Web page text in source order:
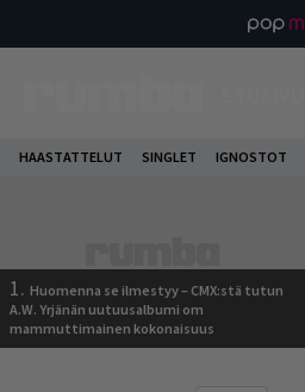
HAASTATTELUT SINGLET IGNOSTOT
1. Huomenna se ilmestyy – CMX:stä tutun
A.W. Yrjänän uutuusalbumi om
mammuttimainen kokonaisuus